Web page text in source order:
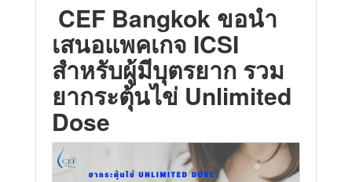
CEF Bangkok ขอนำ
เสนอแพคเกจ ICSI
สำหรับผู้มีบุตรยาก รวม
ยากระตุ้นไข่ Unlimited
Dose